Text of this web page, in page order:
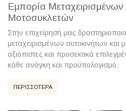
Εμπορία Μεταχειρισμένων
Μοτοσυκλετών
Στην επιχείρησή μας
μεταχειρισμένων αυτοκινήτων
αξιόπιστες και προσεκτικά
κάθε ανάγκη και προϋπολογισμό.
ΠΕΡΙΣΣΟΤΕΡΑ